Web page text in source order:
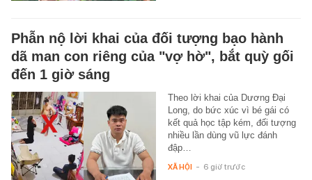
Phẫn nộ lời khai của đối tượng bạo hành
dã man con riêng của "vợ hờ", bắt quỳ gối
đến 1 giờ sáng
Theo lời khai của Dương Đại
Long, do bức xúc vì bé gái có
kết quả học tập kém, đối tượng
nhiều lần dùng vũ lực đánh
đập…
XÃ HỘI - 6 giờ trước